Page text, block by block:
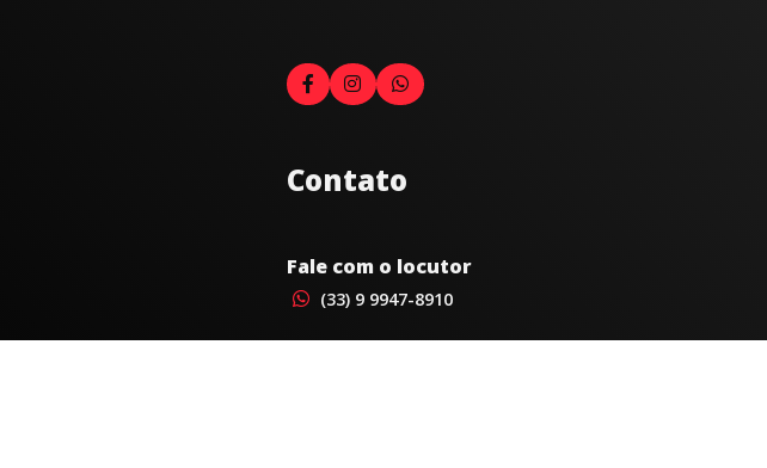
Contato
Fale com o locutor
(33) 9 9947-8910